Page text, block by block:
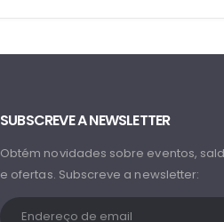
SUBSCREVE A NEWSLETTER
Obtém novidades sobre eventos,
e ofertas. Subscreve a newsletter: